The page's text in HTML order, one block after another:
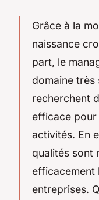
Grâce à la
naissance
part, le
domaine très
recherchent
efficace pour
activités. En
qualités sont
efficacement
entreprises.